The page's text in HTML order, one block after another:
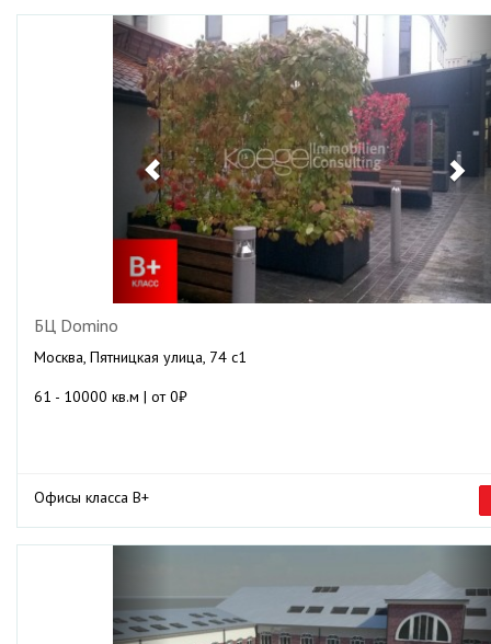
Previous
БЦ Domino
Москва, Пятницкая улица, 74 с1
61 - 10000 кв.м | от 0₽
Офисы класса B+